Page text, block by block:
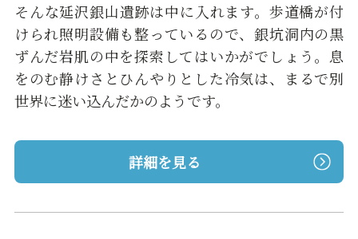
そんな延沢銀山遺跡は中に入れます。歩道橋が付
けられ照明設備も整っているので、銀坑洞内の黒
ずんだ岩肌の中を探索してはいかがでしょう。息
をのむ静けさとひんやりとした冷気は、まるで別
世界に迷い込んだかのようです。
詳細を見る